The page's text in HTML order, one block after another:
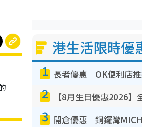
港生活限時優
1
2
3